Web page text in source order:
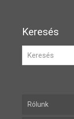
Keresés
Rólunk